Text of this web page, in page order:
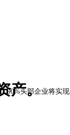
产。
90%头部企业将实